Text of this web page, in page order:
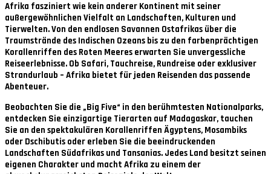
Afrika fasziniert wie kein anderer Kontinent mit seiner
außergewöhnlichen Vielfalt an Landschaften, Kulturen und
Tierwelten. Von den endlosen Savannen Ostafrikas über die
Traumstrände des Indischen Ozeans bis zu den farbenprächtigen
Korallenriffen des Roten Meeres erwarten Sie unvergessliche
Reiseerlebnisse. Ob Safari, Tauchreise, Rundreise oder exklusiver
Strandurlaub – Afrika bietet für jeden Reisenden das passende
Abenteuer.
Beobachten Sie die „Big Five“ in den berühmtesten Nationalparks,
entdecken Sie einzigartige Tierarten auf Madagaskar, tauchen
Sie an den spektakulären Korallenriffen Ägyptens, Mosambiks
oder Dschibutis oder erleben Sie die beeindruckenden
Landschaften Südafrikas und Tansanias. Jedes Land besitzt seinen
eigenen Charakter und macht Afrika zu einem der